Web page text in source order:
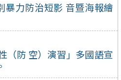
暴力防治短影 音暨海報繪
（防 空）演習」多國語宣